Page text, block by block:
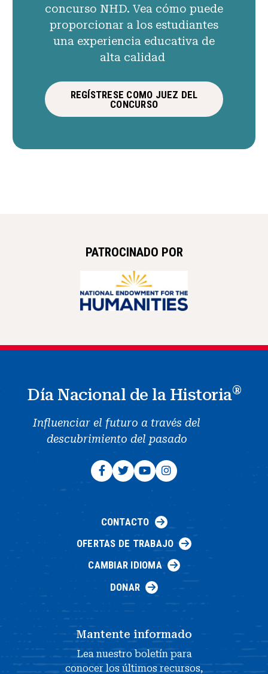
concurso NHD. Vea cómo puede
proporcionar a los estudiantes
una experiencia educativa de
alta calidad
REGÍSTRESE COMO JUEZ DEL
CONCURSO
PATROCINADO POR
Día Nacional de la Historia®
Influenciar el futuro a través del
descubrimiento del pasado
CONTACTO
OFERTAS DE TRABAJO
CAMBIAR IDIOMA
DONAR
Mantente informado
Lea nuestro boletín para
conocer los últimos recursos,